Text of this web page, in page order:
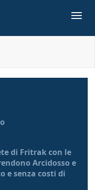
di Fritrak con le
Arcidosso e
e senza costi di